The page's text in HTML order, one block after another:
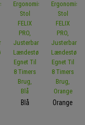
Blå Orange